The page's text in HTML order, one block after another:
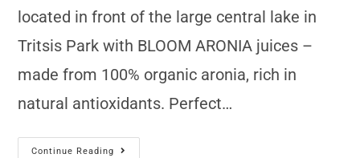
located in front of the large central lake in
Tritsis Park with BLOOM ARONIA juices –
made from 100% organic aronia, rich in
natural antioxidants. Perfect…
Continue Reading